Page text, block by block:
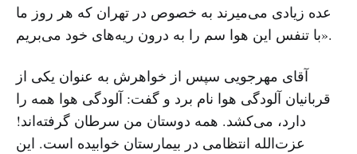
عده زیادی می‌میرند به خصوص در تهران که هر روز ما
با تنفس این هوا سم را به درون ریه‌های خود می‌بریم».
آقای مهرجویی سپس از خواهرش به عنوان یکی از
قربانیان آلودگی هوا نام برد و گفت: آلودگی هوا همه را
دارد، می‌کشد. همه دوستان من سرطان گرفته‌اند!
عزت‌الله انتظامی در بیمارستان خوابیده است. این